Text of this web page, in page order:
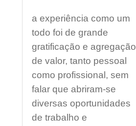
a experiência como um
todo foi de grande
gratificação e agregação
de valor, tanto pessoal
como profissional, sem
falar que abriram-se
diversas oportunidades
de trabalho e